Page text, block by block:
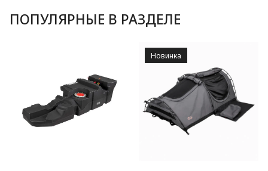
ПОПУЛЯРНЫЕ В РАЗДЕЛЕ
Новинка